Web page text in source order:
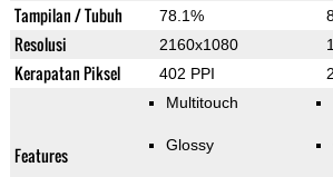
Tampilan / Tubuh 78.1%
Resolusi 2160x1080
Kerapatan Piksel 402 PPI
Features
Multitouch
Glossy